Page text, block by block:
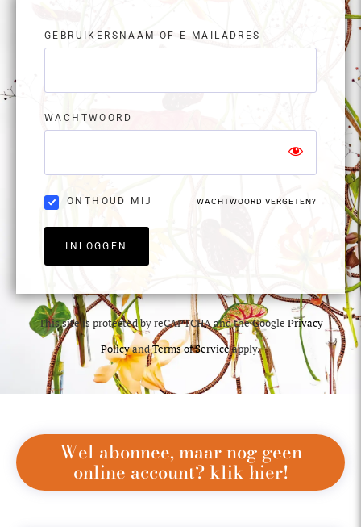
GEBRUIKERSNAAM OF E-MAILADRES
WACHTWOORD
ONTHOUD MIJ WACHTWOORD VERGETEN?
INLOGGEN
This site is protected by reCAPTCHA and the Google Privacy
PolicyandTerms of Serviceapply.
Wel abonnee, maar nog geen
online account? klik hier!